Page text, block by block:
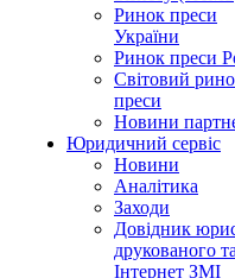
Ринок преси
України
Ринок преси
Світовий
преси
Новини
Юридичний сервіс
Новини
Аналітика
Заходи
Довідник
друкованого та
Інтернет ЗМІ